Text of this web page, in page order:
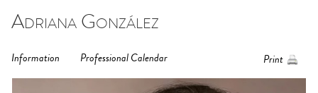
Adriana González
Information Professional Calendar Print